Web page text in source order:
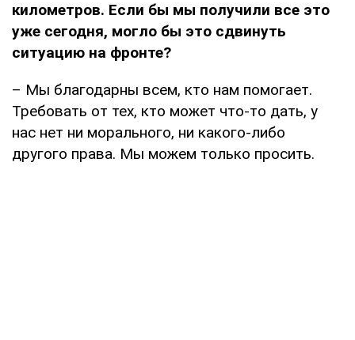
километров. Если бы мы получили все это
уже сегодня, могло бы это сдвинуть
ситуацию на фронте?
– Мы благодарны всем, кто нам помогает.
Требовать от тех, кто может что-то дать, у
нас нет ни морального, ни какого-либо
другого права. Мы можем только просить.